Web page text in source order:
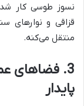
نسوز طوسی کار
قزاقی و
منتقل می‌کنه.
3. فضاهای
پایدار